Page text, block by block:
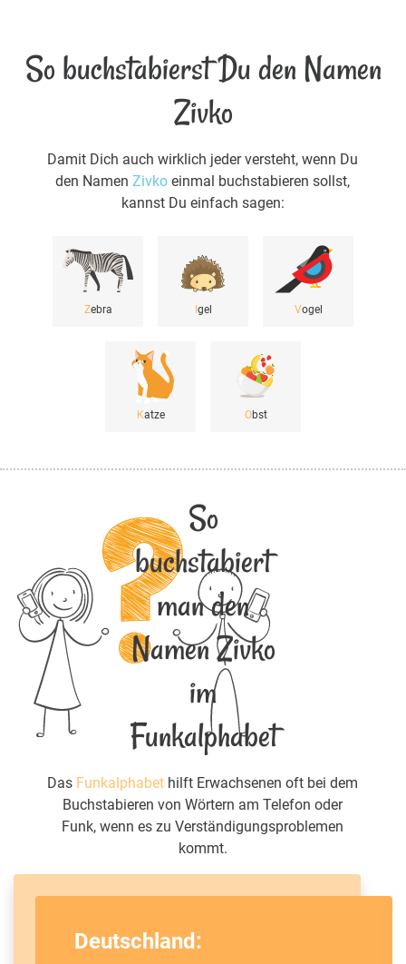
So buchstabierst Du den Namen
Zivko
Damit Dich auch wirklich jeder versteht, wenn Du
den NamenZivko einmal buchstabieren sollst,
kannst Du einfach sagen:
Zebra gel Vogel
Katze Obst
So
buchstabiert
man den
Namen Zivko
im
Funkalphabet
Das Funkalphabet hilft Erwachsenen oft bei dem
Buchstabieren von Wörtern am Telefon oder
Funk, wenn es zu Verständigungsproblemen
kommt.
Deutschland: